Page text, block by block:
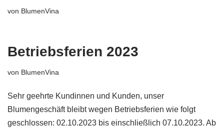
von BlumenVina
Betriebsferien 2023
von BlumenVina
Sehr geehrte Kundinnen und Kunden, unser
Blumengeschäft bleibt wegen Betriebsferien wie folgt
geschlossen: 02.10.2023 bis einschließlich 07.10.2023. Ab